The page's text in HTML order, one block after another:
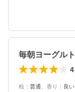
4
粒 ： 普通 香り ： 良い